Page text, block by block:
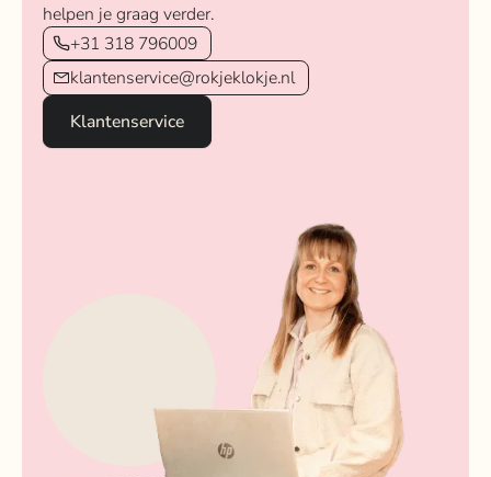
helpen je graag verder.
+31 318 796009
klantenservice@rokjeklokje.nl
Klantenservice